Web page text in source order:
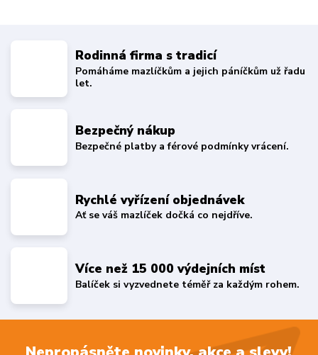
Rodinná firma s tradicí
Pomáháme mazlíčkům a jejich páníčkům už řadu
let.
Bezpečný nákup
Bezpečné platby a férové podmínky vrácení.
Rychlé vyřízení objednávek
Ať se váš mazlíček dočká co nejdříve.
Více než 15 000 výdejních míst
Balíček si vyzvednete téměř za každým rohem.